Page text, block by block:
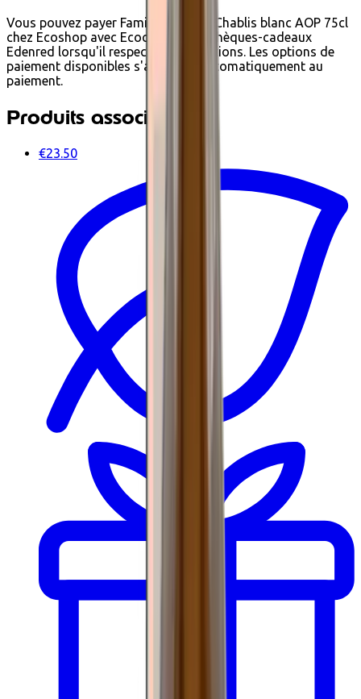
Vous pouvez payer Famille Brocard Chablis blanc AOP 75cl
chez Ecoshop avec Ecochèques et Chèques-cadeaux
Edenred lorsqu'il respecte les conditions. Les options de
paiement disponibles s'affichent automatiquement au
paiement.
Produits associés
€23.50